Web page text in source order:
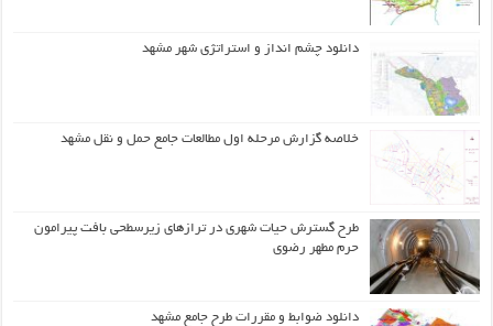
دانلود چشم انداز و استراتژی شهر مشهد
خلاصه گزارش مرحله اول مطالعات جامع حمل و نقل مشهد
طرح گسترش حیات شهري در ترازهاي زیرسطحی بافت پیرامون
حرم مطهر رضوي
دانلود ضوابط و مقررات طرح جامع مشهد